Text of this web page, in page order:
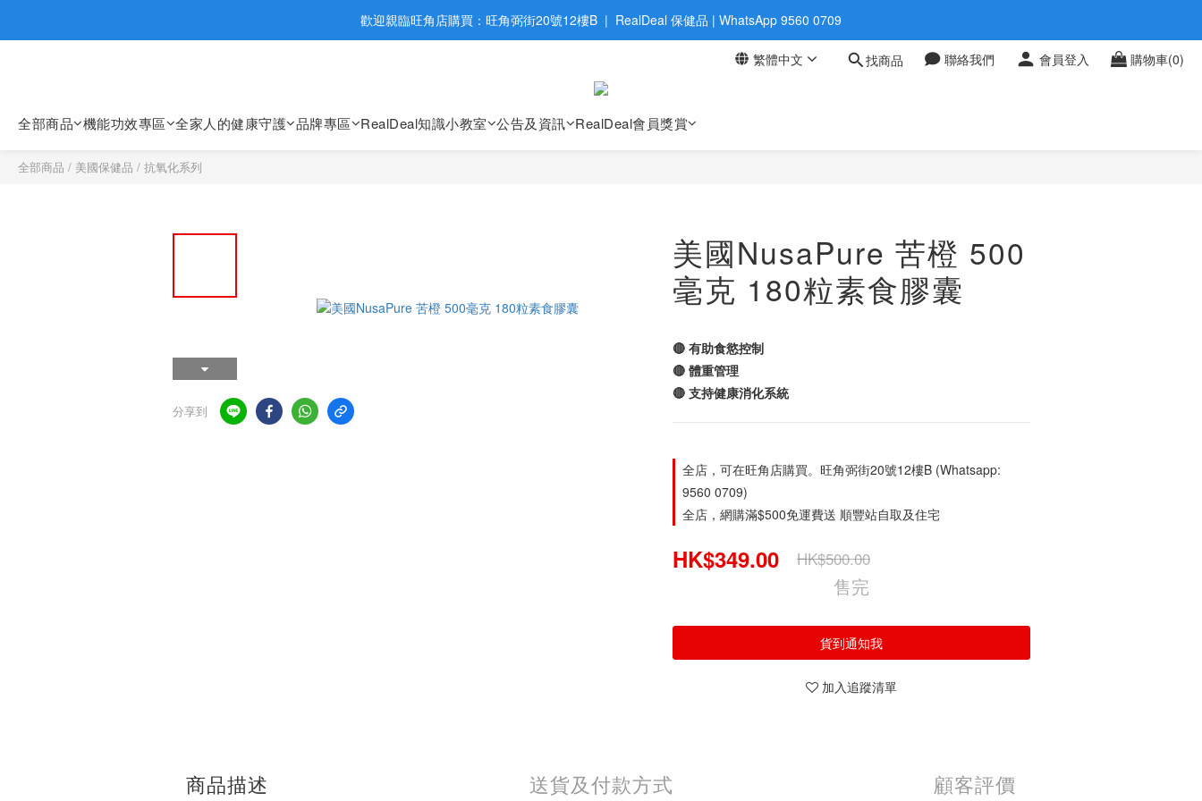
歡迎親臨旺角店購買：旺角弼街20號12樓B  |  RealDeal 保健品 | WhatsApp 9560 0709
歡迎親臨旺角店購買：旺角弼街20號12樓B  |  RealDeal 保健品 | WhatsApp 9560 0709
會員大升級 | 於12個月内消費滿$2200，即成爲黃金會員 | 消費滿$800，即享九五折
網站購買滿$500，免運費送貨 | Free Delivery on HK $500 Online Order
繁體中文 找商品 聯絡我們 會員登入 購物車(0)
全部商品 機能功效專區 全家人的健康守護 品牌專區 RealDeal知識小教室 公告及資訊 RealDeal會員獎賞
全部商品 / 美國保健品 / 抗氧化系列
分享到
美國NusaPure 苦橙 500
毫克 180粒素食膠囊
🔴 有助食慾控制
🔴 體重管理
🔴 支持健康消化系統
全店，可在旺角店購買。旺角弼街20號12樓B (Whatsapp:
9560 0709)
全店，網購滿$500免運費送 順豐站自取及住宅
HK$349.00 HK$500.00
售完
貨到通知我
加入追蹤清單
商品描述 送貨及付款方式 顧客評價